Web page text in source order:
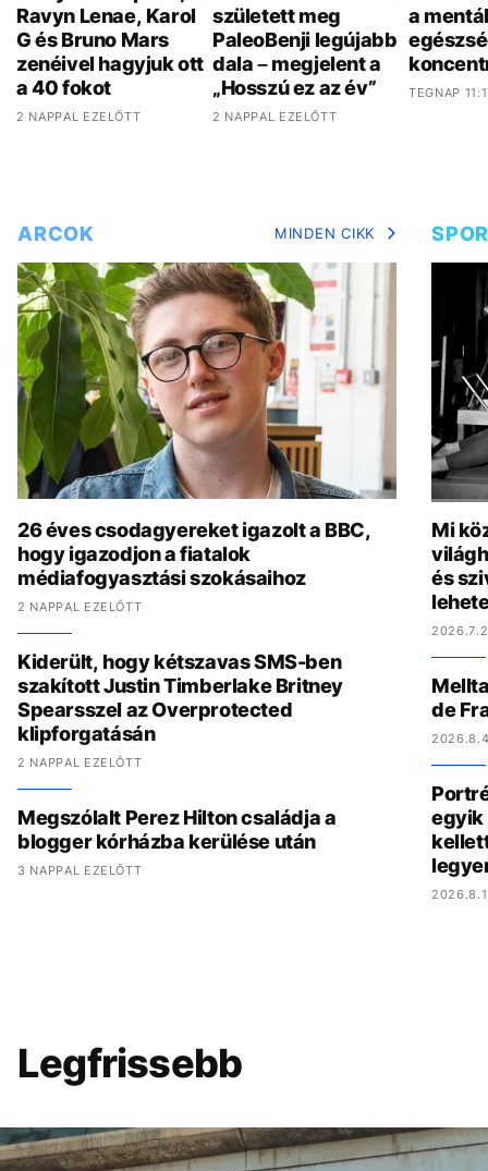
Ravyn Lenae, Karol
G és Bruno Mars
zenéivel hagyjuk ott
a 40 fokot
2 NAPPAL EZELŐTT
született meg
PaleoBenji legújabb
dala – megjelent a
„Hosszú ez az év”
2 NAPPAL EZELŐTT
a
TEGNAP
ARCOK MINDEN CIKK
26 éves csodagyereket igazolt a BBC,
hogy igazodjon a fiatalok
médiafogyasztási szokásaihoz
2 NAPPAL EZELŐTT
Kiderült, hogy kétszavas SMS-ben
szakított Justin Timberlake Britney
Spearsszel az Overprotected
klipforgatásán
2 NAPPAL EZELŐTT
Megszólalt Perez Hilton családja a
blogger kórházba kerülése után
3 NAPPAL EZELŐTT
Mi
és
de
egyik
Legfrissebb